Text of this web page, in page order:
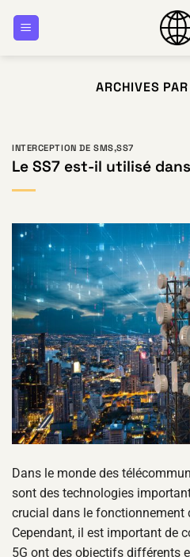
ARCHIVES
INTERCEPTION DE SMS,SS7
Le SS7 est-il utilisé
Dans le monde des
sont des technologies
crucial dans le fonctionnement
Cependant, il est important de
5G ont des objectifs différents